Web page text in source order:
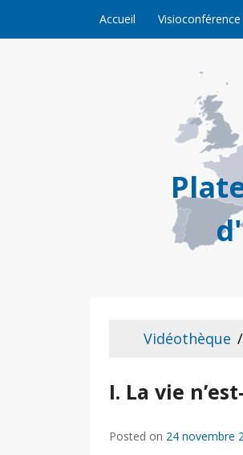
Accueil Visioconférence
Vidéothèque
I. La vie
Posted on 24 novembre